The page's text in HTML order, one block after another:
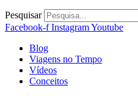
Pesquisar
Facebook-f InstagramYoutube
Blog
Viagens no Tempo
Vídeos
Conceitos